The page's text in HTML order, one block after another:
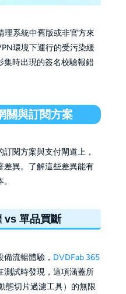
理系統中舊版或非官方來
環境下運行的受污染緩
集時出現的簽名校驗報錯
關與訂閱方案
閱方案與支付閘道上，
差異。了解這些差異能有
vs 單品買斷
流暢體驗， DVDFab 365
測試時發現，這項涵蓋所
態切片過濾工具）的無限